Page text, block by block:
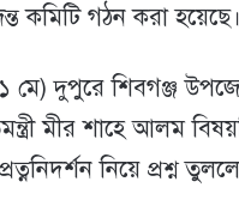
কমিটি গঠন করা হয়েছে।
মে) দুপুরে শিবগঞ্জ
মীর শাহে আলম
নিয়ে প্রশ্ন